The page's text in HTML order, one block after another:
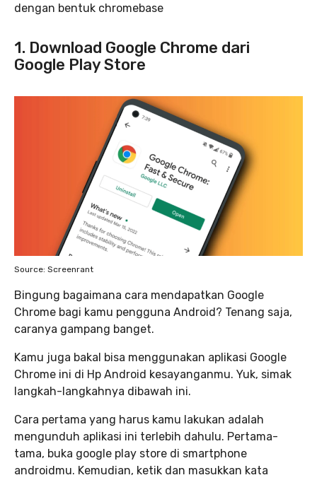
dengan bentuk chromebase
1. Download Google Chrome dari
Google Play Store
Source: Screenrant
Bingung bagaimana cara mendapatkan Google
Chrome bagi kamu pengguna Android? Tenang saja,
caranya gampang banget.
Kamu juga bakal bisa menggunakan aplikasi Google
Chrome ini di Hp Android kesayanganmu. Yuk, simak
langkah-langkahnya dibawah ini.
Cara pertama yang harus kamu lakukan adalah
mengunduh aplikasi ini terlebih dahulu. Pertama-
tama, buka google play store di smartphone
androidmu. Kemudian, ketik dan masukkan kata